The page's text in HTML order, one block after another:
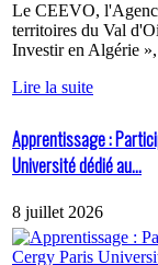
Le CEEVO,
territoires du Val
Investir en Algérie
Lire la suite
Apprentissage :
Université dédié au...
8 juillet 2026